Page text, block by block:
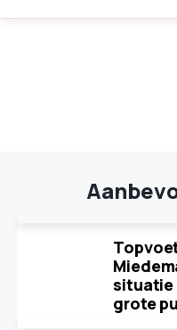
situatie
grote